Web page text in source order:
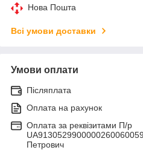
Нова Пошта
Всі умови доставки
Умови оплати
Післяплата
Оплата на рахунок
Оплата за реквізитами П/р
Петрович